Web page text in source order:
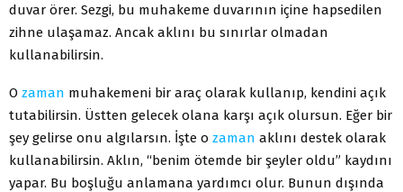
duvar örer. Sezgi, bu muhakeme duvarının içine hapsedilen
zihne ulaşamaz. Ancak aklını bu sınırlar olmadan
kullanabilirsin.
O zaman muhakemeni bir araç olarak kullanıp, kendini açık
tutabilirsin. Üstten gelecek olana karşı açık olursun. Eğer bir
şey gelirse onu algılarsın. İşte o zaman aklını destek olarak
kullanabilirsin. Aklın, “benim ötemde bir şeyler oldu” kaydını
yapar. Bu boşluğu anlamana yardımcı olur. Bunun dışında